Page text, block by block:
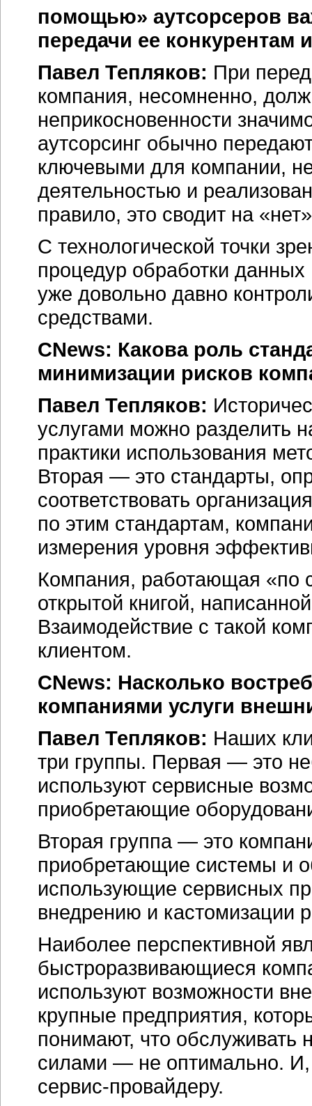
помощью» аутсорсеров
передачи ее конкурентам
Павел Тепляков: При
компания, несомненно,
неприкосновенности
аутсорсинг обычно
ключевыми для компании,
деятельностью и
правило, это сводит на
С технологической точки
процедур обработки
уже довольно давно
средствами.
CNews: Какова роль
минимизации рисков
Павел Тепляков:
услугами можно разделить
практики использования
Вторая — это стандарты,
соответствовать
по этим стандартам,
измерения уровня
Компания, работающая «по
открытой книгой,
Взаимодействие с такой
клиентом.
CNews: Насколько
компаниями услуги
Павел Тепляков: Наших
три группы. Первая — это
используют сервисные
приобретающие
Вторая группа — это
приобретающие системы и
использующие сервисных
внедрению и кастомизации
Наиболее перспективной
быстроразвивающиеся
используют возможности
крупные предприятия,
понимают, что обслуживать
силами — не оптимально. И,
сервис-провайдеру.